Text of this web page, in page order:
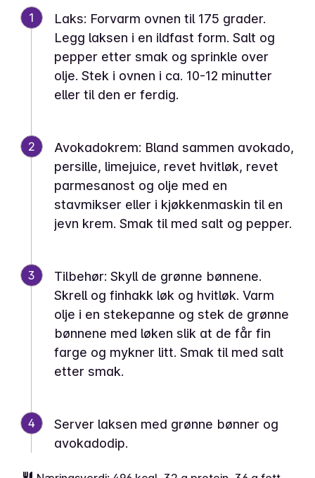
1
Laks: Forvarm ovnen til 175 grader.
Legg laksen i en ildfast form. Salt og
pepper etter smak og sprinkle over
olje. Stek i ovnen i ca. 10-12 minutter
eller til den er ferdig.
2
Avokadokrem: Bland sammen avokado,
persille, limejuice, revet hvitløk, revet
parmesanost og olje med en
stavmikser eller i kjøkkenmaskin til en
jevn krem. Smak til med salt og pepper.
3
Tilbehør: Skyll de grønne bønnene.
Skrell og finhakk løk og hvitløk. Varm
olje i en stekepanne og stek de grønne
bønnene med løken slik at de får fin
farge og mykner litt. Smak til med salt
etter smak.
4
Server laksen med grønne bønner og
avokadodip.